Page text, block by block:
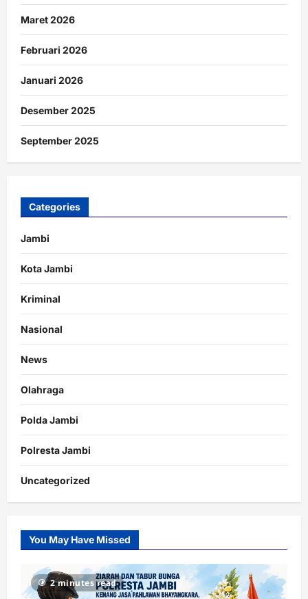
Maret 2026
Februari 2026
Januari 2026
Desember 2025
September 2025
Categories
Jambi
Kota Jambi
Kriminal
Nasional
News
Olahraga
Polda Jambi
Polresta Jambi
Uncategorized
You May Have Missed
2 minutes read